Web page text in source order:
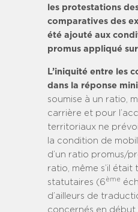
les protestations
comparatives des
été ajouté aux
promus appliqué
L’iniquité entre les
dans la réponse
soumise à un ratio,
carrière et pour
territoriaux ne
la condition de
d’un ratio promus/
ratio, même s’il
statutaires (6ème
d’ailleurs de
concernés en début